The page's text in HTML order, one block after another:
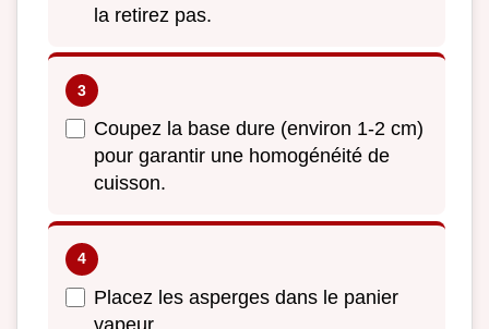
la retirez pas.
Coupez la base dure (environ 1-2 cm)
pour garantir une homogénéité de
cuisson.
Placez les asperges dans le panier
vapeur.